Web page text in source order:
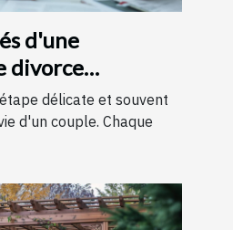
d'une
divorce
délicate et souvent
d'un couple. Chaque